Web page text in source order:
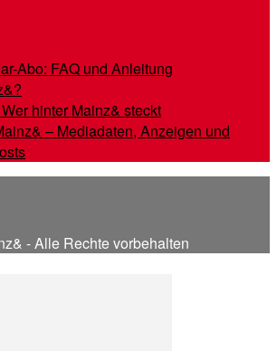
Abo: FAQ und Anleitung
hinter Mainz& steckt
– Mediadaten, Anzeigen und
- Alle Rechte vorbehalten